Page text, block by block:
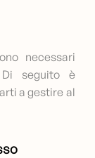
necessari
Di seguito è
a gestire al